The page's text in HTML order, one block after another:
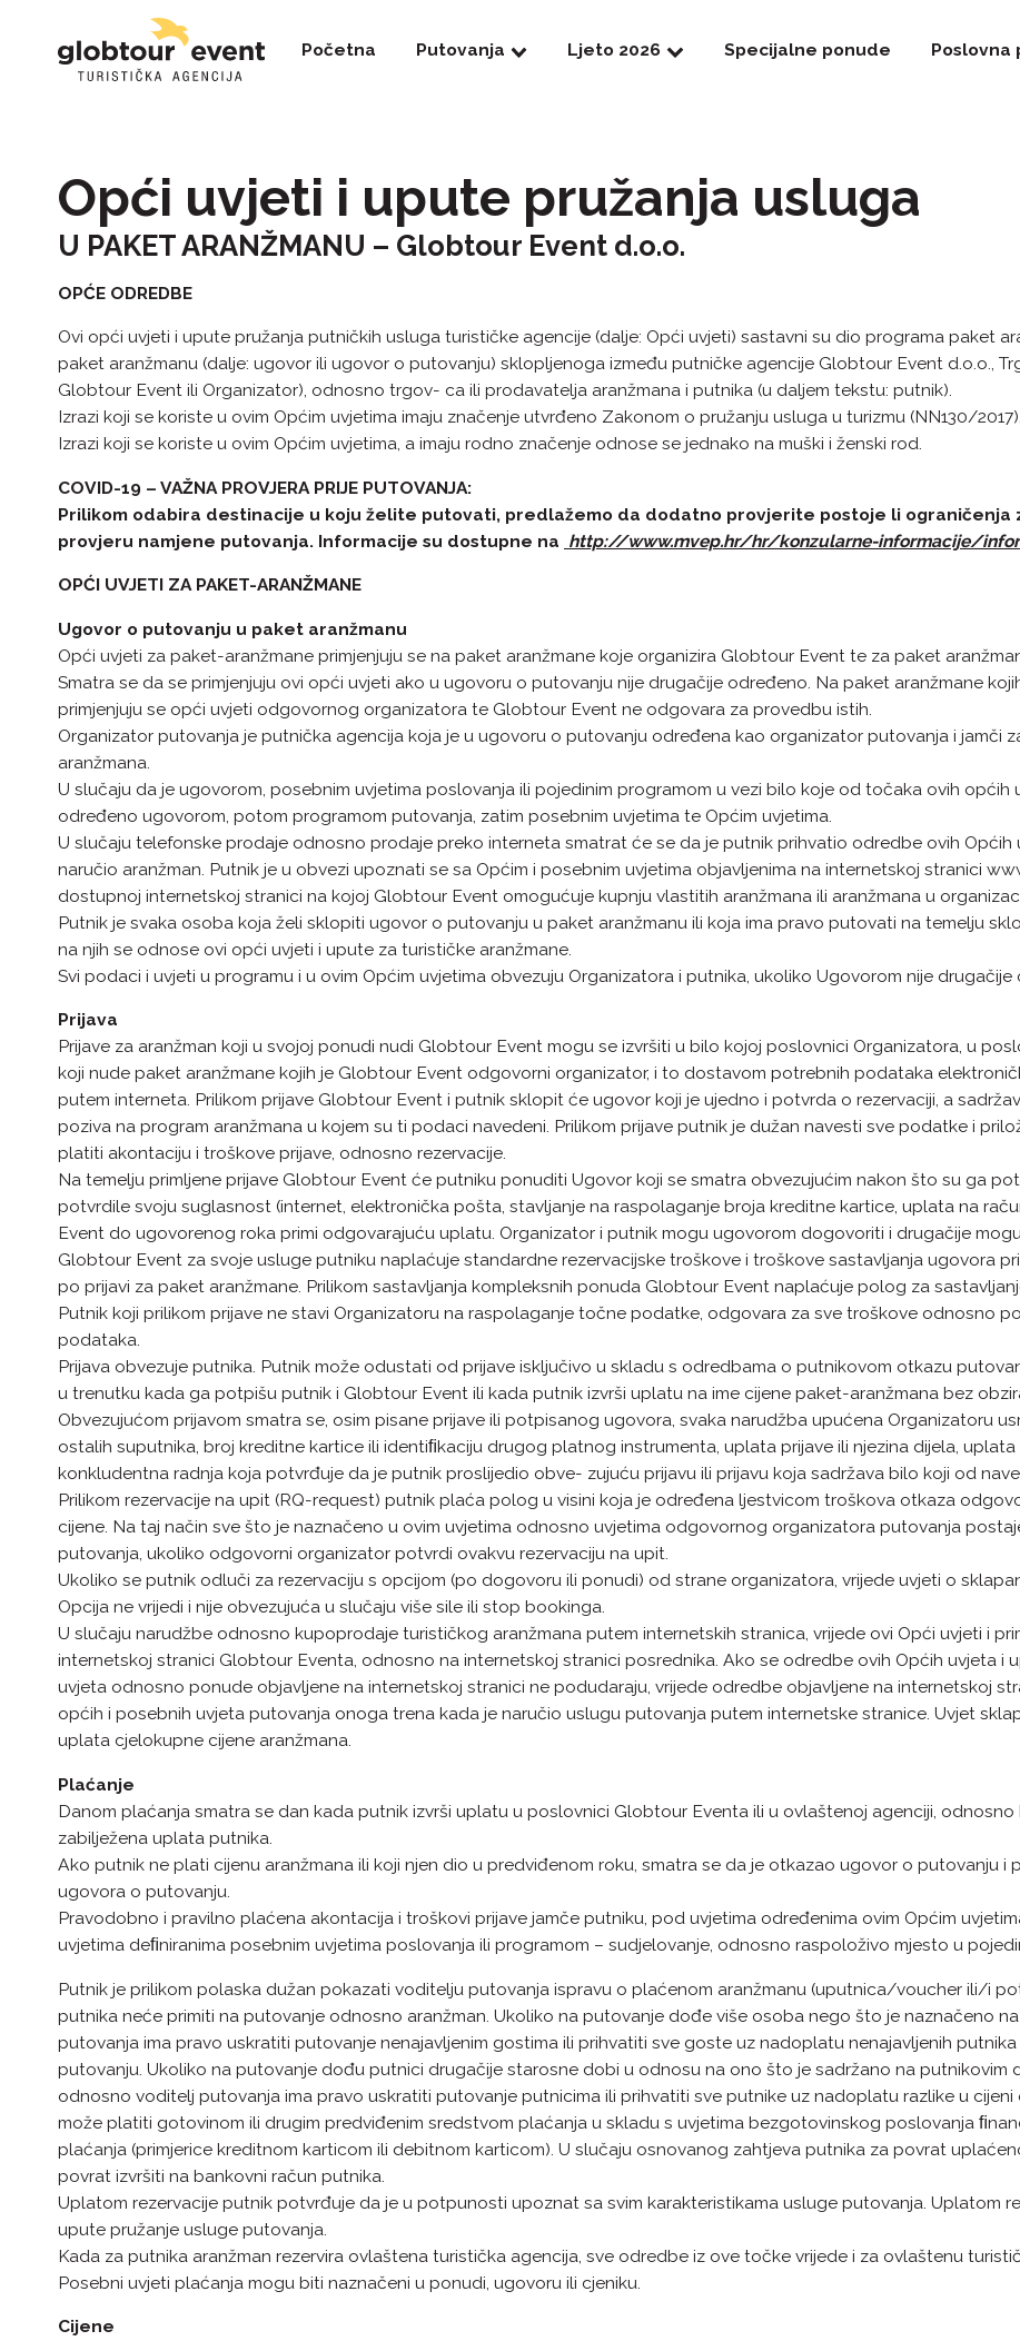
Početna Putovanja Ljeto 2026 Specijalne ponude Poslovna
Opći uvjeti i upute pružanja usluga
U PAKET ARANŽMANU – Globtour Event d.o.o.
OPĆE ODREDBE
Ovi opći uvjeti i upute pružanja putničkih usluga turističke agencije (dalje: Opći uvjeti) sastavni su dio programa paket
paket aranžmanu (dalje: ugovor ili ugovor o putovanju) sklopljenoga između putničke agencije Globtour Event d.o.o., Trg
Globtour Event ili Organizator), odnosno trgov- ca ili prodavatelja aranžmana i putnika (u daljem tekstu: putnik).
Izrazi koji se koriste u ovim Općim uvjetima imaju značenje utvrđeno Zakonom o pružanju usluga u turizmu (NN130/
Izrazi koji se koriste u ovim Općim uvjetima, a imaju rodno značenje odnose se jednako na muški i ženski rod.
COVID-19 – VAŽNA PROVJERA PRIJE PUTOVANJA:
Prilikom odabira destinacije u koju želite putovati, predlažemo da dodatno provjerite postoje li ograničenja
provjeru namjene putovanja. Informacije su dostupne na http://www.mvep.hr/hr/konzularne-informacije/
OPĆI UVJETI ZA PAKET-ARANŽMANE
Ugovor o putovanju u paket aranžmanu
Opći uvjeti za paket-aranžmane primjenjuju se na paket aranžmane koje organizira Globtour Event te za paket
Smatra se da se primjenjuju ovi opći uvjeti ako u ugovoru o putovanju nije drugačije određeno. Na paket aranžmane
primjenjuju se opći uvjeti odgovornog organizatora te Globtour Event ne odgovara za provedbu istih.
Organizator putovanja je putnička agencija koja je u ugovoru o putovanju određena kao organizator putovanja i jamči
aranžmana.
U slučaju da je ugovorom, posebnim uvjetima poslovanja ili pojedinim programom u vezi bilo koje od točaka ovih
određeno ugovorom, potom programom putovanja, zatim posebnim uvjetima te Općim uvjetima.
U slučaju telefonske prodaje odnosno prodaje preko interneta smatrat će se da je putnik prihvatio odredbe ovih
naručio aranžman. Putnik je u obvezi upoznati se sa Općim i posebnim uvjetima objavljenima na internetskoj stranici
dostupnoj internetskoj stranici na kojoj Globtour Event omogućuje kupnju vlastitih aranžmana ili aranžmana u
Putnik je svaka osoba koja želi sklopiti ugovor o putovanju u paket aranžmanu ili koja ima pravo putovati na temelju
na njih se odnose ovi opći uvjeti i upute za turističke aranžmane.
Svi podaci i uvjeti u programu i u ovim Općim uvjetima obvezuju Organizatora i putnika, ukoliko Ugovorom nije drugačije
Prijava
Prijave za aranžman koji u svojoj ponudi nudi Globtour Event mogu se izvršiti u bilo kojoj poslovnici Organizatora, u
koji nude paket aranžmane kojih je Globtour Event odgovorni organizator, i to dostavom potrebnih podataka
putem interneta. Prilikom prijave Globtour Event i putnik sklopit će ugovor koji je ujedno i potvrda o rezervaciji, a
poziva na program aranžmana u kojem su ti podaci navedeni. Prilikom prijave putnik je dužan navesti sve podatke i
platiti akontaciju i troškove prijave, odnosno rezervacije.
Na temelju primljene prijave Globtour Event će putniku ponuditi Ugovor koji se smatra obvezujućim nakon što su ga
potvrdile svoju suglasnost (internet, elektronička pošta, stavljanje na raspolaganje broja kreditne kartice, uplata na
Event do ugovorenog roka primi odgovarajuću uplatu. Organizator i putnik mogu ugovorom dogovoriti i drugačije
Globtour Event za svoje usluge putniku naplaćuje standardne rezervacijske troškove i troškove sastavljanja ugovora
po prijavi za paket aranžmane. Prilikom sastavljanja kompleksnih ponuda Globtour Event naplaćuje polog za
Putnik koji prilikom prijave ne stavi Organizatoru na raspolaganje točne podatke, odgovara za sve troškove odnosno
podataka.
Prijava obvezuje putnika. Putnik može odustati od prijave isključivo u skladu s odredbama o putnikovom otkazu
u trenutku kada ga potpišu putnik i Globtour Event ili kada putnik izvrši uplatu na ime cijene paket-aranžmana bez
Obvezujućom prijavom smatra se, osim pisane prijave ili potpisanog ugovora, svaka narudžba upućena Organizatoru
ostalih suputnika, broj kreditne kartice ili identiﬁkaciju drugog platnog instrumenta, uplata prijave ili njezina dijela,
konkludentna radnja koja potvrđuje da je putnik proslijedio obve- zujuću prijavu ili prijavu koja sadržava bilo koji od
Prilikom rezervacije na upit (RQ-request) putnik plaća polog u visini koja je određena ljestvicom troškova otkaza
cijene. Na taj način sve što je naznačeno u ovim uvjetima odnosno uvjetima odgovornog organizatora putovanja
putovanja, ukoliko odgovorni organizator potvrdi ovakvu rezervaciju na upit.
Ukoliko se putnik odluči za rezervaciju s opcijom (po dogovoru ili ponudi) od strane organizatora, vrijede uvjeti o
Opcija ne vrijedi i nije obvezujuća u slučaju više sile ili stop bookinga.
U slučaju narudžbe odnosno kupoprodaje turističkog aranžmana putem internetskih stranica, vrijede ovi Opći uvjeti i
internetskoj stranici Globtour Eventa, odnosno na internetskoj stranici posrednika. Ako se odredbe ovih Općih uvjeta i
uvjeta odnosno ponude objavljene na internetskoj stranici ne podudaraju, vrijede odredbe objavljene na internetskoj
općih i posebnih uvjeta putovanja onoga trena kada je naručio uslugu putovanja putem internetske stranice. Uvjet
uplata cjelokupne cijene aranžmana.
Plaćanje
Danom plaćanja smatra se dan kada putnik izvrši uplatu u poslovnici Globtour Eventa ili u ovlaštenoj agenciji,
zabilježena uplata putnika.
Ako putnik ne plati cijenu aranžmana ili koji njen dio u predviđenom roku, smatra se da je otkazao ugovor o putovanju
ugovora o putovanju.
Pravodobno i pravilno plaćena akontacija i troškovi prijave jamče putniku, pod uvjetima određenima ovim Općim
uvjetima deﬁniranima posebnim uvjetima poslovanja ili programom – sudjelovanje, odnosno raspoloživo mjesto u
Putnik je prilikom polaska dužan pokazati voditelju putovanja ispravu o plaćenom aranžmanu (uputnica/voucher ili/i
putnika neće primiti na putovanje odnosno aranžman. Ukoliko na putovanje dođe više osoba nego što je naznačeno
putovanja ima pravo uskratiti putovanje nenajavljenim gostima ili prihvatiti sve goste uz nadoplatu nenajavljenih
putovanju. Ukoliko na putovanje dođu putnici drugačije starosne dobi u odnosu na ono što je sadržano na putnikovim
odnosno voditelj putovanja ima pravo uskratiti putovanje putnicima ili prihvatiti sve putnike uz nadoplatu razlike u
može platiti gotovinom ili drugim predviđenim sredstvom plaćanja u skladu s uvjetima bezgotovinskog poslovanja
plaćanja (primjerice kreditnom karticom ili debitnom karticom). U slučaju osnovanog zahtjeva putnika za povrat
povrat izvršiti na bankovni račun putnika.
Uplatom rezervacije putnik potvrđuje da je u potpunosti upoznat sa svim karakteristikama usluge putovanja. Uplatom
upute pružanje usluge putovanja.
Kada za putnika aranžman rezervira ovlaštena turistička agencija, sve odredbe iz ove točke vrijede i za ovlaštenu
Posebni uvjeti plaćanja mogu biti naznačeni u ponudi, ugovoru ili cjeniku.
Cijene